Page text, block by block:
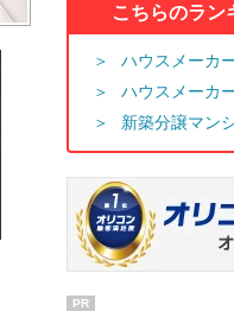
こちらのラン
ハウスメーカ
ハウスメーカ
新築分譲マン
PR